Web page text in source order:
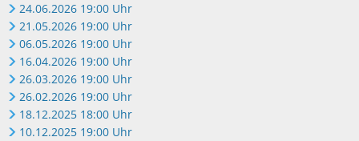
24.06.2026 19:00 Uhr
21.05.2026 19:00 Uhr
06.05.2026 19:00 Uhr
16.04.2026 19:00 Uhr
26.03.2026 19:00 Uhr
26.02.2026 19:00 Uhr
18.12.2025 18:00 Uhr
10.12.2025 19:00 Uhr